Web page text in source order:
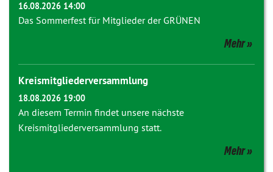
16.08.2026 14:00
Das Sommerfest für Mitglieder der GRÜNEN
Mehr
Kreismitgliederversammlung
18.08.2026 19:00
An diesem Termin findet unsere nächste
Kreismitgliederversammlung statt.
Mehr